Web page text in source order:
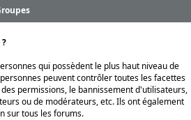
qui possèdent le plus haut niveau de
peuvent contrôler toutes les facettes
permissions, le bannissement d'utilisateurs,
ou de modérateurs, etc. Ils ont également
sur tous les forums.